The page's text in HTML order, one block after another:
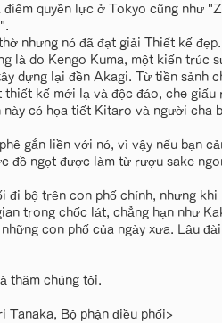
quyền lực ở Tokyo cũng như
nhưng nó đã đạt giải Thiết kế đẹp.
là do Kengo Kuma, một kiến trúc
dựng lại đền Akagi. Từ tiền sảnh
kế mới lạ và độc đáo, che
này có họa tiết Kitaro và người cha
gắn liền với nó, vì vậy nếu bạn
đồ ngọt được làm từ rượu sake
đi bộ trên con phố chính, nhưng
trong chốc lát, chẳng hạn như
con phố của ngày xưa. Lâu
thăm chúng tôi.
Tanaka, Bộ phận điều phối>